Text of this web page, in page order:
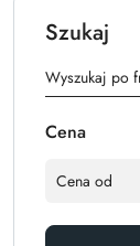
Szukaj
Cena